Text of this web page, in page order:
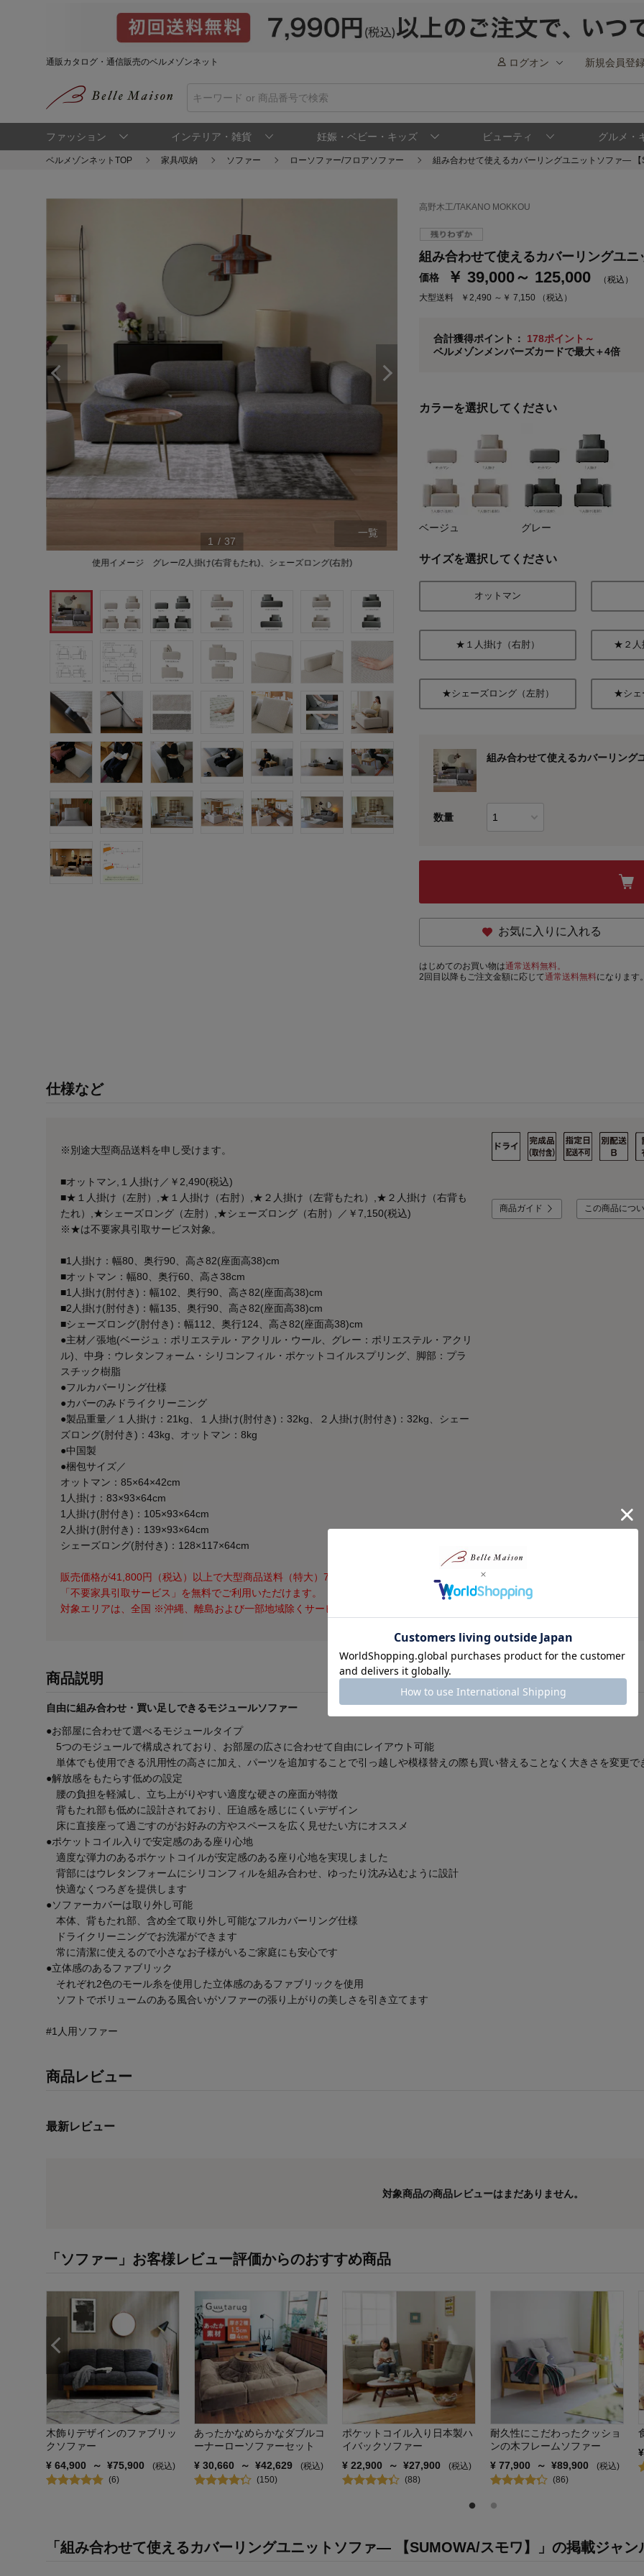
通販カタログ・通信販売のベルメゾンネット ログオン 新規会員登
ファッション インテリア・雑貨 妊娠・ベビー・キッズ ビューティ グルメ・
ベルメゾンネットTOP 家具/収納 ソファー ローソファー/フロアソファー 組み合わせて使えるカバーリングユニットソファ― 【
使用イメージ グレー/2人掛け(右背もたれ)、シェーズロング(右肘)
1 / 37
一覧
高野木工/TAKANO MOKKOU
組み合わせて使えるカバーリングユ
価格 ￥ 39,000～ 125,000
（税込）
大型送料
￥2,490 ～￥ 7,150 （税込）
合計獲得ポイント： 178ポイント～
ベルメゾンメンバーズカードで最大＋4倍
ステージが上がれば送料無料・返品引取無料
ベルメゾンご優待サービスについて
通常商品送料無料 返品引取無料（JCBのみ）
※メンバーズカードの加算ポイントはステージ倍率
カラーを選択してください
ベージュ グレー
サイズを選択してください
オットマン
★１人掛け（右肘） ★２人
★シェーズロング（左肘） ★シェ
組み合わせて使えるカバーリン
数量
お気に入りに入れる
はじめてのお買い物は通常送料無料。
2回目以降もご注文金額に応じて通常送料無料になります
仕様など
※別途大型商品送料を申し受けます。
■オットマン,１人掛け／￥2,490(税込)
■★１人掛け（左肘）,★１人掛け（右肘）,★２人掛け（左背もたれ）,★２人掛け（右背も
たれ）,★シェーズロング（左肘）,★シェーズロング（右肘）／￥7,150(税込)
※★は不要家具引取サービス対象。
■1人掛け：幅80、奥行90、高さ82(座面高38)cm
■オットマン：幅80、奥行60、高さ38cm
■1人掛け(肘付き)：幅102、奥行90、高さ82(座面高38)cm
■2人掛け(肘付き)：幅135、奥行90、高さ82(座面高38)cm
■シェーズロング(肘付き)：幅112、奥行124、高さ82(座面高38)cm
●主材／張地(ベージュ：ポリエステル・アクリル・ウール、グレー：ポリエステル・アクリ
ル)、中身：ウレタンフォーム・シリコンフィル・ポケットコイルスプリング、脚部：プラ
スチック樹脂
●フルカバーリング仕様
●カバーのみドライクリーニング
●製品重量／１人掛け：21kg、１人掛け(肘付き)：32kg、２人掛け(肘付き)：32kg、シェー
ズロング(肘付き)：43kg、オットマン：8kg
●中国製
●梱包サイズ／
オットマン：85×64×42cm
1人掛け：83×93×64cm
1人掛け(肘付き)：105×93×64cm
2人掛け(肘付き)：139×93×64cm
シェーズロング(肘付き)：128×117×64cm
販売価格が41,800円（税込）以上で大型商品送料（特大）7,150円（税込）がかかる家具は
「不要家具引取サービス」を無料でご利用いただけます。
対象エリアは、全国 ※沖縄、離島および一部地域除くサービスとなります。
商品ガイド この商品につ
商品説明
自由に組み合わせ・買い足しできるモジュールソファー
●お部屋に合わせて選べるモジュールタイプ
5つのモジュールで構成されており、お部屋の広さに合わせて自由にレイアウト可能
単体でも使用できる汎用性の高さに加え、パーツを追加することで引っ越しや模様替えの際も買い替えることなく大きさを変更で
●解放感をもたらす低めの設定
腰の負担を軽減し、立ち上がりやすい適度な硬さの座面が特徴
背もたれ部も低めに設計されており、圧迫感を感じにくいデザイン
床に直接座って過ごすのがお好みの方やスペースを広く見せたい方にオススメ
●ポケットコイル入りで安定感のある座り心地
適度な弾力のあるポケットコイルが安定感のある座り心地を実現しました
背部にはウレタンフォームにシリコンフィルを組み合わせ、ゆったり沈み込むように設計
快適なくつろぎを提供します
●ソファーカバーは取り外し可能
本体、背もたれ部、含め全て取り外し可能なフルカバーリング仕様
ドライクリーニングでお洗濯ができます
常に清潔に使えるので小さなお子様がいるご家庭にも安心です
●立体感のあるファブリック
それぞれ2色のモール糸を使用した立体感のあるファブリックを使用
ソフトでボリュームのある風合いがソファーの張り上がりの美しさを引き立てます
#1人用ソファー
商品レビュー
最新レビュー
対象商品の商品レビューはまだありません。
「ソファー」お客様レビュー評価からのおすすめ商品
木飾りデザインのファブリッ
クソファー
¥ 64,900 ～ ¥75,900
(税込)
(6)
あったかなめらかなダブルコ
ーナーローソファーセット
¥ 30,660 ～ ¥42,629
(税込)
(150)
ポケットコイル入り日本製ハ
イバックソファー
¥ 22,900 ～ ¥27,900
(税込)
(88)
耐久性にこだわったクッショ
ンの木フレームソファー
¥ 77,900 ～ ¥89,900
(税込)
(86)
「組み合わせて使えるカバーリングユニットソファ― 【SUMOWA/スモワ】」の掲載ジャン